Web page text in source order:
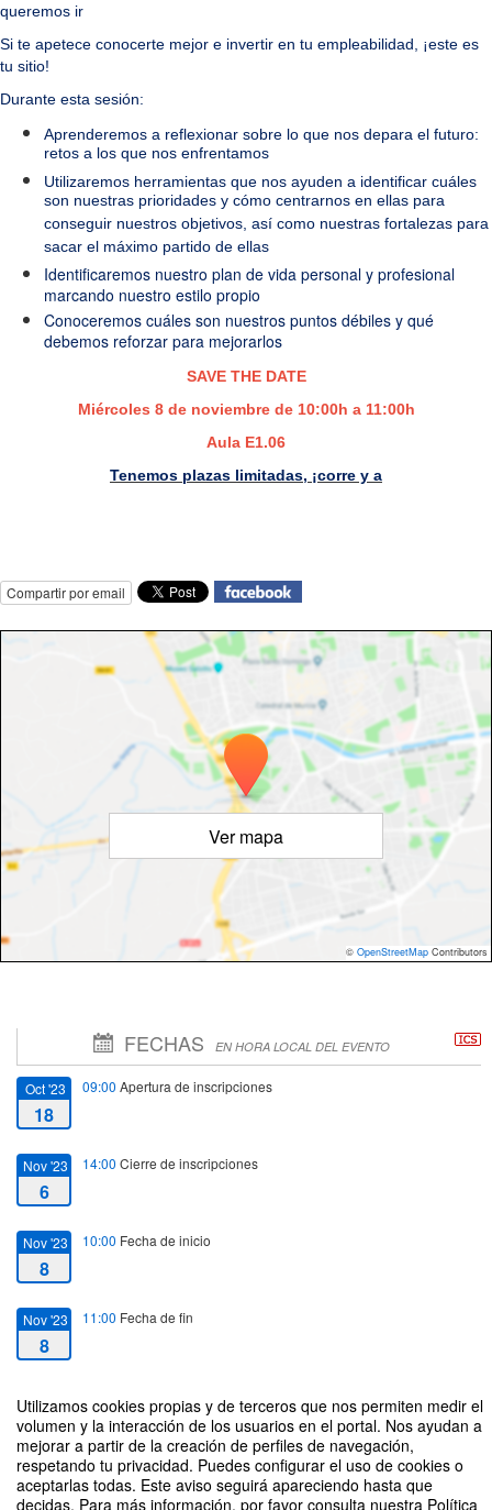
Utilizamos cookies propias y de terceros que nos permiten medir el
volumen y la interacción de los usuarios en el portal. Nos ayudan a
mejorar a partir de la creación de perfiles de navegación,
respetando tu privacidad. Puedes configurar el uso de cookies o
aceptarlas todas. Este aviso seguirá apareciendo hasta que
decidas. Para más información, por favor consulta nuestra Política
queremos ir
Si te apetece conocerte mejor e invertir en tu empleabilidad, ¡este es
tu sitio!
Durante esta sesión:
Aprenderemos a reflexionar sobre lo que nos depara el futuro:
retos a los que nos enfrentamos
Utilizaremos herramientas que nos ayuden a identificar cuáles
son nuestras prioridades y cómo centrarnos en ellas para
conseguir nuestros objetivos, así como nuestras fortalezas para
sacar el máximo partido de ellas
Identificaremos nuestro plan de vida personal y profesional
marcando nuestro estilo propio
Conoceremos cuáles son nuestros puntos débiles y qué
debemos reforzar para mejorarlos
SAVE THE DATE
Miércoles 8 de noviembre de 10:00h a 11:00h
Aula E1.06
Tenemos plazas limitadas, ¡corre y a
Compartir por email
Ver mapa
© OpenStreetMap Contributors
FECHAS EN HORA LOCAL DEL EVENTO
Oct '23
18
09:00 Apertura de inscripciones
Nov '23
6
14:00 Cierre de inscripciones
Nov '23
8
10:00 Fecha de inicio
Nov '23
8
11:00 Fecha de fin
DESCUBRE TU TALENTO: AUTOCONOCIMIENTO - DIRIGIDO A LOS
ALUMNOS DE MÁSTER EN PSICOLOGÍA GENERAL SANITARIA